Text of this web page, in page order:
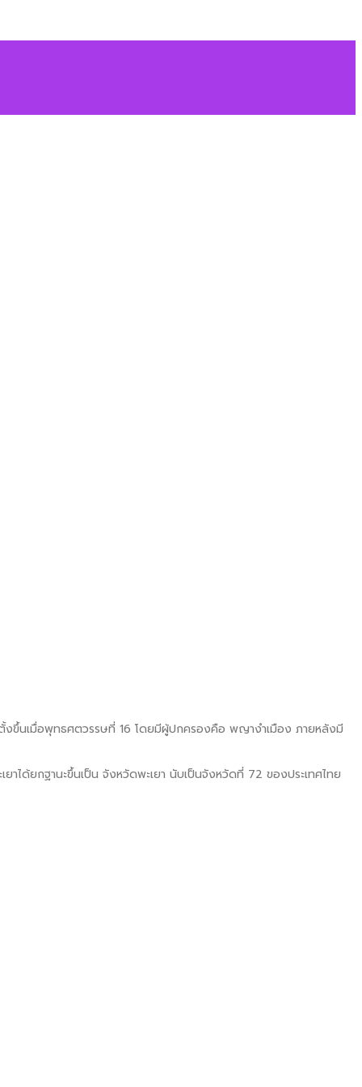
งขึ้นเมื่อพุทธศตวรรษที่ 16 โดยมีผู้ปกครองคือ พญางำเมือง ภายหลังมี
าได้ยกฐานะขึ้นเป็น จังหวัดพะเยา นับเป็นจังหวัดที่ 72 ของประเทศไทย